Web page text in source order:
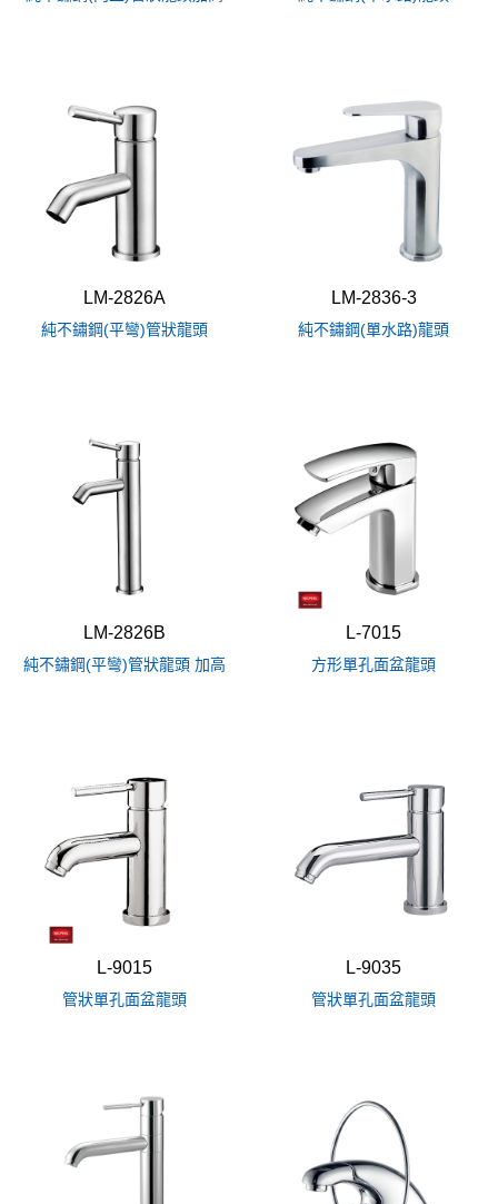
LM-2826A
純不鏽鋼(平彎)管狀龍頭
LM-2836-3
純不鏽鋼(單水路)龍頭
LM-2826B
純不鏽鋼(平彎)管狀龍頭 加高
L-7015
方形單孔面盆龍頭
L-9015
管狀單孔面盆龍頭
L-9035
管狀單孔面盆龍頭